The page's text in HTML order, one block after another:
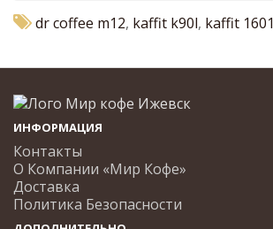
dr coffee m12, kaffit k90l, kaffit 1601
ИНФОРМАЦИЯ
Контакты
О Компании «Мир Кофе»
Доставка
Политика Безопасности